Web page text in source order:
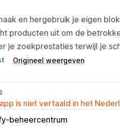
en hergebruik je eigen
producten uit om de
je zoekprestaties terwijl je
Origineel weergeven
is niet vertaald in het
beheercentrum